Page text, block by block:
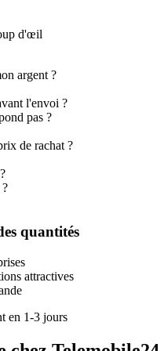
d'œil
argent ?
l'envoi ?
pas ?
de rachat ?
quantités
attractives
en 1-3 jours